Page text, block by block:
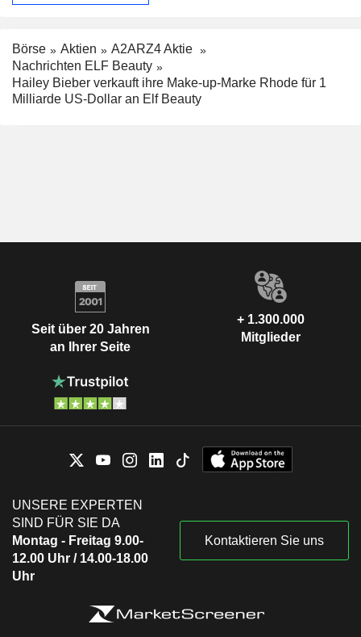
Börse Aktien
A2ARZ4 Aktie
Nachrichten ELF Beauty
Hailey Bieber verkauft ihre Make-up-Marke Rhode für 1
Milliarde US-Dollar an Elf Beauty
Seit über 20 Jahren
an Ihrer Seite
+ 1.300.000
Mitglieder
UNSERE EXPERTEN
SIND FÜR SIE DA
Montag - Freitag 9.00-
12.00 Uhr / 14.00-18.00
Uhr
Kontaktieren Sie uns